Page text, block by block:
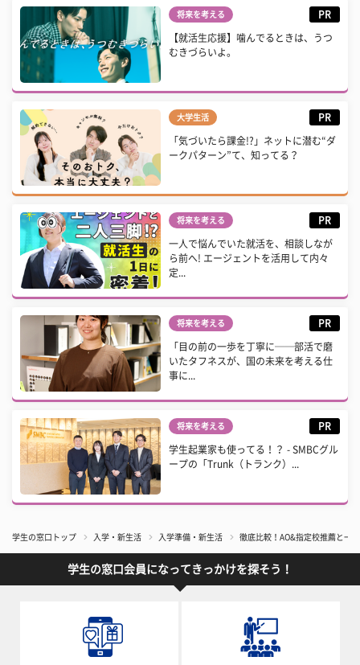
将来を考える PR
【就活生応援】噛んでるときは、うつ
むきづらいよ。
大学生活 PR
「気づいたら課金!?」ネットに潜む“ダ
ークパターン”て、知ってる？
将来を考える PR
一人で悩んでいた就活を、相談しなが
ら前へ! エージェントを活用して内々
定...
将来を考える PR
「目の前の一歩を丁寧に──部活で磨
いたタフネスが、国の未来を考える仕
事に...
将来を考える PR
学生起業家も使ってる！？ - SMBCグル
ープの「Trunk（トランク）...
学生の窓口トップ 入学・新生活 入学準備・新生活 徹底比較！AO&指定校推薦と一
学生の窓口会員になってきっかけを探そう！